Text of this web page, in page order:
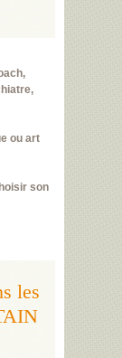
ou art
son
les